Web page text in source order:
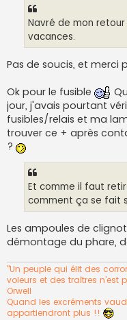
Navré de mon
vacances.
Pas de soucis, et merci
Ok pour le fusible
jour, j'avais pourtant
fusibles/relais et ma
trouver ce + après
?
Et comme il faut
comment ça se fait
Les ampoules de
démontage du phare,
"Un peuple qui élit des
voleurs et des traîtres
Orwell
Quand les excréments
appartiendront plus !!